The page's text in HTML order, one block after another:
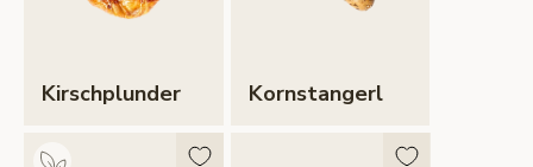
Kirschplunder Kornstangerl